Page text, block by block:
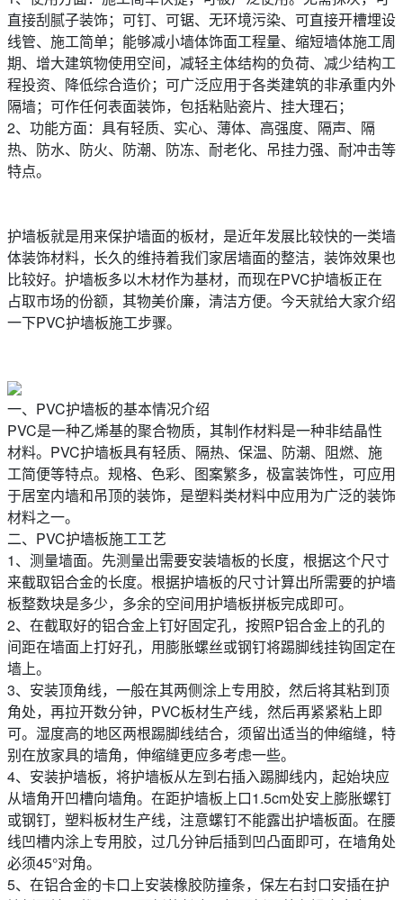
直接刮腻子装饰；可钉、可锯、无环境污染、可直接开槽埋设
线管、施工简单；能够减小墙体饰面工程量、缩短墙体施工周
期、增大建筑物使用空间，减轻主体结构的负荷、减少结构工
程投资、降低综合造价；可广泛应用于各类建筑的非承重内外
隔墙；可作任何表面装饰，包括粘贴瓷片、挂大理石；
2、功能方面：具有轻质、实心、薄体、高强度、隔声、隔
热、防水、防火、防潮、防冻、耐老化、吊挂力强、耐冲击等
特点。
护墙板就是用来保护墙面的板材，是近年发展比较快的一类墙
体装饰材料，长久的维持着我们家居墙面的整洁，装饰效果也
比较好。护墙板多以木材作为基材，而现在PVC护墙板正在
占取市场的份额，其物美价廉，清洁方便。今天就给大家介绍
一下PVC护墙板施工步骤。
一、PVC护墙板的基本情况介绍
PVC是一种乙烯基的聚合物质，其制作材料是一种非结晶性
材料。PVC护墙板具有轻质、隔热、保温、防潮、阻燃、施
工简便等特点。规格、色彩、图案繁多，极富装饰性，可应用
于居室内墙和吊顶的装饰，是塑料类材料中应用为广泛的装饰
材料之一。
二、PVC护墙板施工工艺
1、测量墙面。先测量出需要安装墙板的长度，根据这个尺寸
来截取铝合金的长度。根据护墙板的尺寸计算出所需要的护墙
板整数块是多少，多余的空间用护墙板拼板完成即可。
2、在截取好的铝合金上钉好固定孔，按照P铝合金上的孔的
间距在墙面上打好孔，用膨胀螺丝或钢钉将踢脚线挂钩固定在
墙上。
3、安装顶角线，一般在其两侧涂上专用胶，然后将其粘到顶
角处，再拉开数分钟，PVC板材生产线，然后再紧紧粘上即
可。湿度高的地区两根踢脚线结合，须留出适当的伸缩缝，特
别在放家具的墙角，伸缩缝更应多考虑一些。
4、安装护墙板，将护墙板从左到右插入踢脚线内，起始块应
从墙角开凹槽向墙角。在距护墙板上口1.5cm处安上膨胀螺钉
或钢钉，塑料板材生产线，注意螺钉不能露出护墙板面。在腰
线凹槽内涂上专用胶，过几分钟后插到凹凸面即可，在墙角处
必须45°对角。
5、在铝合金的卡口上安装橡胶防撞条，保左右封口安插在护